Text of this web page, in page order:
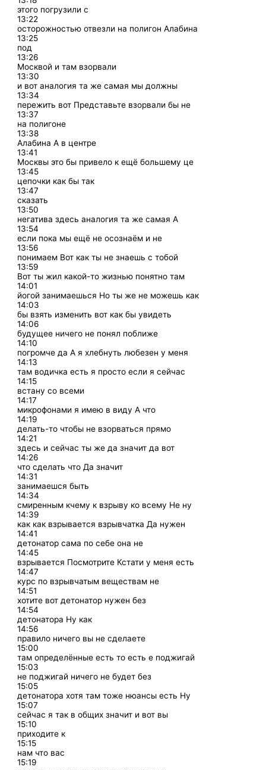
этого погрузили с
13:22
осторожностью отвезли на полигон Алабина
13:25
под
13:26
Москвой и там взорвали
13:30
и вот аналогия та же самая мы должны
13:34
пережить вот Представьте взорвали бы не
13:37
на полигоне
13:38
Алабина А в центре
13:41
Москвы это бы привело к ещё большему це
13:45
цепочки как бы так
13:47
сказать
13:50
негатива здесь аналогия та же самая А
13:54
если пока мы ещё не осознаём и не
13:56
понимаем Вот как ты не знаешь с тобой
13:59
Вот ты жил какой-то жизнью понятно там
14:01
йогой занимаешься Но ты же не можешь как
14:03
бы взять изменить вот как бы увидеть
14:06
будущее ничего не понял поближе
14:10
погромче да А я хлебнуть любезен у меня
14:13
там водичка есть я просто если я сейчас
14:15
встану со всеми
14:17
микрофонами я имею в виду А что
14:19
делать-то чтобы не взорваться прямо
14:21
здесь и сейчас ты же да значит да вот
14:26
что сделать что Да значит
14:31
занимаешся быть
14:34
смиренным кчему к взрыву ко всему Не ну
14:39
как как взрывается взрывчатка Да нужен
14:41
детонатор сама по себе она не
14:45
взрывается Посмотрите Кстати у меня есть
14:47
курс по взрывчатым веществам не
14:51
хотите вот детонатор нужен без
14:54
детонатора Ну как
14:56
правило ничего вы не сделаете
15:00
там определённые есть то есть е поджигай
15:03
не поджигай ничего не будет без
15:05
детонатора хотя там тоже нюансы есть Ну
15:07
сейчас я так в общих значит и вот вы
15:10
приходите к
15:15
нам что вас
15:19